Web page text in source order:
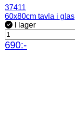
37411
60x80cm tavla i glas
I lager
690:-